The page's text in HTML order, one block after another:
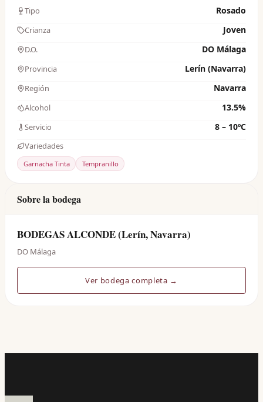
Tipo Rosado
Crianza Joven
D.O. DO Málaga
Provincia Lerín (Navarra)
Región Navarra
Alcohol 13.5%
Servicio 8 – 10ºC
Variedades
Garnacha Tinta Tempranillo
Sobre la bodega
BODEGAS ALCONDE (Lerín, Navarra)
DO Málaga
Ver bodega completa →